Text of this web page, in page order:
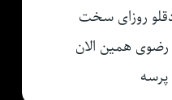
روزای سخت
رضوی همین الان